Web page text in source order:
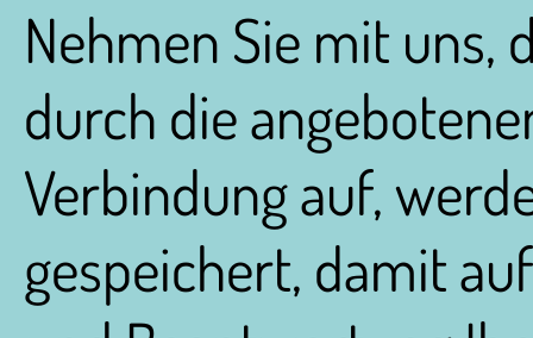
Nehmen Sie mit uns,
durch die
Verbindung auf,
gespeichert, damit